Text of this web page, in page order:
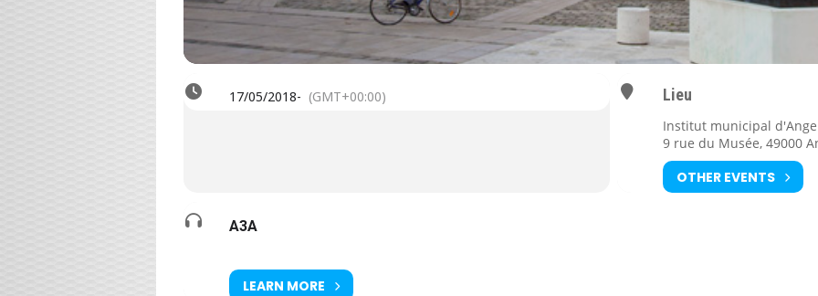
17/05/2018- (GMT+00:00) Lieu
Institut municipal
9 rue du Musée, 49000
OTHER EVENTS
A3A
LEARN MORE